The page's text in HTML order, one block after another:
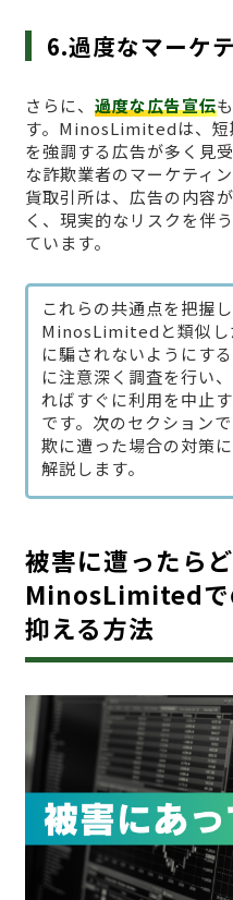
6.過度なマーケ
さらに、 過度な広告宣伝
す。MinosLimitedは、短
を強調する広告が多く見
な詐欺業者のマーケティ
貨取引所は、広告の内容
く、現実的なリスクを伴
ています。
これらの共通点を把握し
MinosLimitedと類似し
に騙されないようにす
に注意深く調査を行い
ればすぐに利用を中止
です。次のセクション
欺に遭った場合の対策
解説します。
被害に遭ったら
MinosLimitedで
抑える方法